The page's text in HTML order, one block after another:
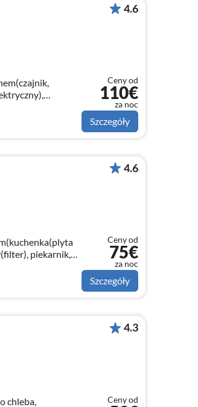
4.6
Ceny od
110€
za noc
Szczegóły
piekarnik,
4.6
Ceny od
75€
za noc
Szczegóły
chleba,
4.3
Ceny od